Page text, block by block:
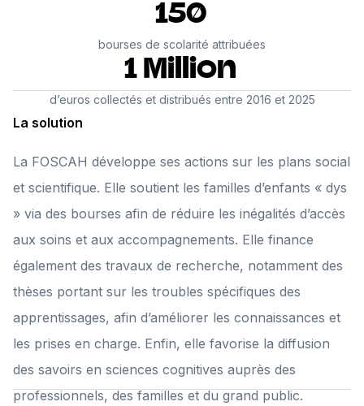
150
bourses de scolarité attribuées
1 Million
d’euros collectés et distribués entre 2016 et 2025
La solution
La FOSCAH développe ses actions sur les plans social
et scientifique. Elle soutient les familles d’enfants « dys
» via des bourses afin de réduire les inégalités d’accès
aux soins et aux accompagnements. Elle finance
également des travaux de recherche, notamment des
thèses portant sur les troubles spécifiques des
apprentissages, afin d’améliorer les connaissances et
les prises en charge. Enfin, elle favorise la diffusion
des savoirs en sciences cognitives auprès des
professionnels, des familles et du grand public.